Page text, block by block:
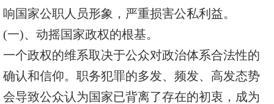
响国家公职人员形象，严重损害公私利益。
(一)、动摇国家政权的根基。
一个政权的维系取决于公众对政治体系合法性的
确认和信仰。职务犯罪的多发、频发、高发态势
会导致公众认为国家已背离了存在的初衷，成为